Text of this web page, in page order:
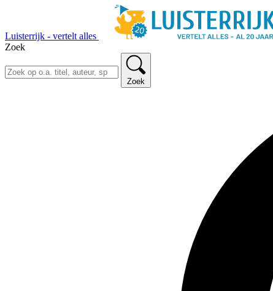
Luisterrijk - vertelt alles
Zoek
Zoek